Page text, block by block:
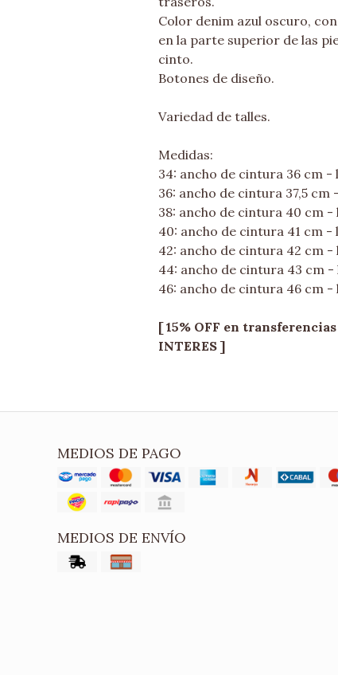
Color denim azul oscuro,
en la parte superior de las
cinto.
Botones de diseño.
Variedad de talles.
Medidas:
34: ancho de cintura 36 cm -
36: ancho de cintura 37,5 cm
38: ancho de cintura 40 cm -
40: ancho de cintura 41 cm -
42: ancho de cintura 42 cm -
44: ancho de cintura 43 cm -
46: ancho de cintura 46 cm -
[ 15% OFF en
INTERES ]
MEDIOS DE PAGO
MEDIOS DE ENVÍO